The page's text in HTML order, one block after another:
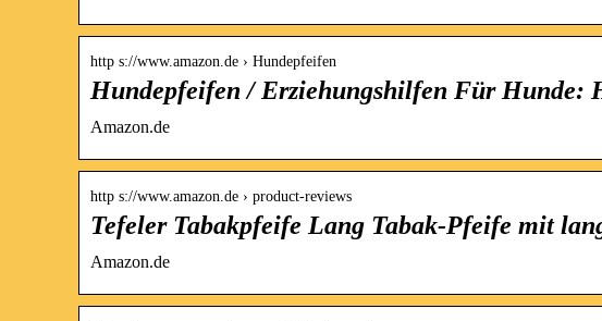
http s://www.amazon.de › Hundepfeifen
Hundepfeifen / Erziehungshilfen Für Hunde:
Amazon.de
http s://www.amazon.de › product-reviews
Tefeler Tabakpfeife Lang Tabak-Pfeife mit
Amazon.de